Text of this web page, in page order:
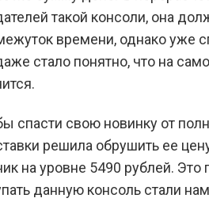
такой консоли, она
времени, однако уже
стало понятно, что на
спасти свою новинку от
решила обрушить ее
на уровне 5490 рублей.
данную консоль стали